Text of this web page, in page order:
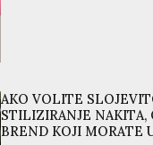
AKO VOLITE
STILIZIRANJE NAKITA,
BREND KOJI MORATE